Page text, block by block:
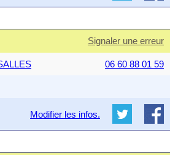
Signaler une erreur
06 60 88 01 59
Modifier les infos.